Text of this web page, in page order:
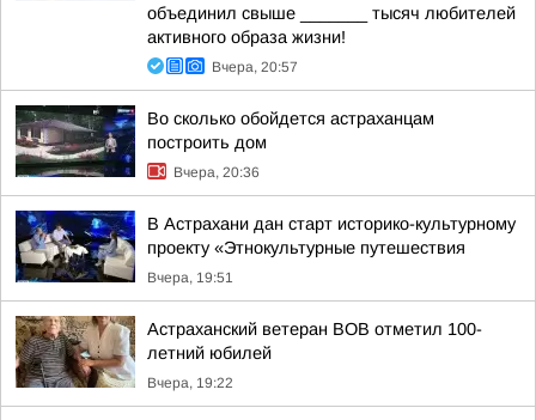
объединил свыше _______ тысяч любителей
активного образа жизни!
Вчера, 20:57
Во сколько обойдется астраханцам
построить дом
Вчера, 20:36
В Астрахани дан старт историко-культурному
проекту «Этнокультурные путешествия
Вчера, 19:51
Астраханский ветеран ВОВ отметил 100-
летний юбилей
Вчера, 19:22